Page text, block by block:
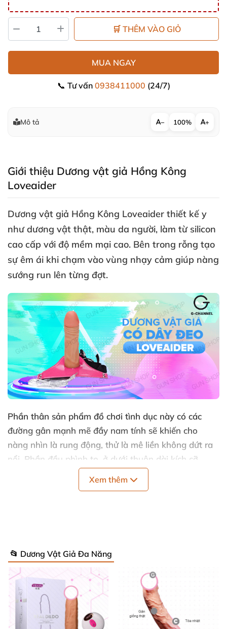
🛒 THÊM VÀO GIỎ
MUA NGAY
📞 Tư vấn 0938411000 (24/7)
Mô tả − 100% +
Giới thiệu Dương vật giả Hồng Kông
Loveaider
Dương vật giả Hồng Kông Loveaider thiết kế y
như dương vật thật, màu da người, làm từ silicon
cao cấp với độ mềm mại cao. Bên trong rỗng tạo
sự êm ái khi chạm vào vùng nhạy cảm giúp nàng
sướng run lên từng đợt.
Phần thân sản phẩm đồ chơi tình dục này có các
đường gân mạnh mẽ đầy nam tính sẽ khiến cho
nàng nhìn là rung động, thử là mê liền không dứt ra
nổi . Phần đầu phình to , ở dưới thuôn dài kích cỡ
bằng dương vật khi cương cứng
của đàn ông Châu
quá bé vừa vặn cho chị em sung
Xem thêm
📂 Dương Vật Giả Đa Năng